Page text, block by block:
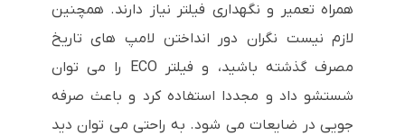
همراه تعمیر و نگهداری فیلتر نیاز دارند. همچنین
لازم نیست نگران دور انداختن لامپ های تاریخ
مصرف گذشته باشید، و فیلتر ECO را می توان
شستشو داد و مجددا استفاده کرد و باعث صرفه
جویی در ضایعات می شود. به راحتی می توان دید